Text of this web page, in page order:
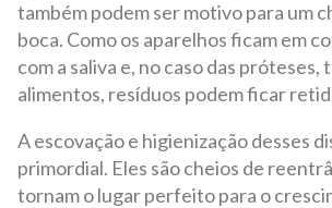
também podem ser motivo para um
boca. Como os aparelhos ficam em
com a saliva e, no caso das próteses,
alimentos, resíduos podem ficar
A escovação e higienização desses
primordial. Eles são cheios de
tornam o lugar perfeito para o